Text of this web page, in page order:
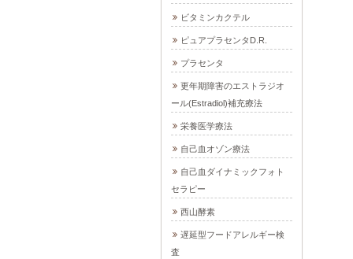
ビタミンカクテル
ピュアプラセンタD.R.
プラセンタ
更年期障害のエストラジオ
ール(Estradiol)補充療法
栄養医学療法
自己血オゾン療法
自己血ダイナミックフォト
セラピー
西山酵素
遅延型フードアレルギー検
査